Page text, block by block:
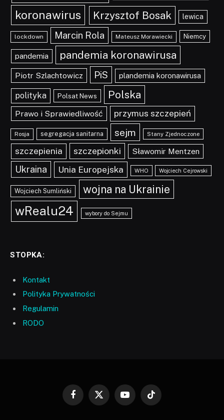
koronawirus Krzysztof Bosak lewica
lockdown Marcin Rola Mateusz Morawiecki Niemcy
pandemia pandemia koronawirusa
Piotr Szlachtowicz PiS plandemia koronawirusa
polityka Polsat News Polska
Prawo i Sprawiedliwość przymus szczepień
Rosja segregacja sanitarna sejm Stany Zjednoczone
szczepienia szczepionki Sławomir Mentzen
Ukraina Unia Europejska WHO Wojciech Cejrowski
Wojciech Sumliński wojna na Ukrainie
wRealu24 wybory do Sejmu
STOPKA:
Kontakt
Polityka Prywatności
Regulamin
RODO
Facebook
X
YouTubeTikTok